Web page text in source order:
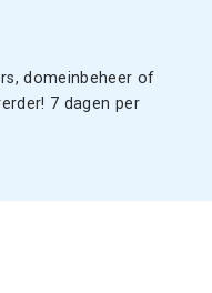
domeinbeheer of
7 dagen per